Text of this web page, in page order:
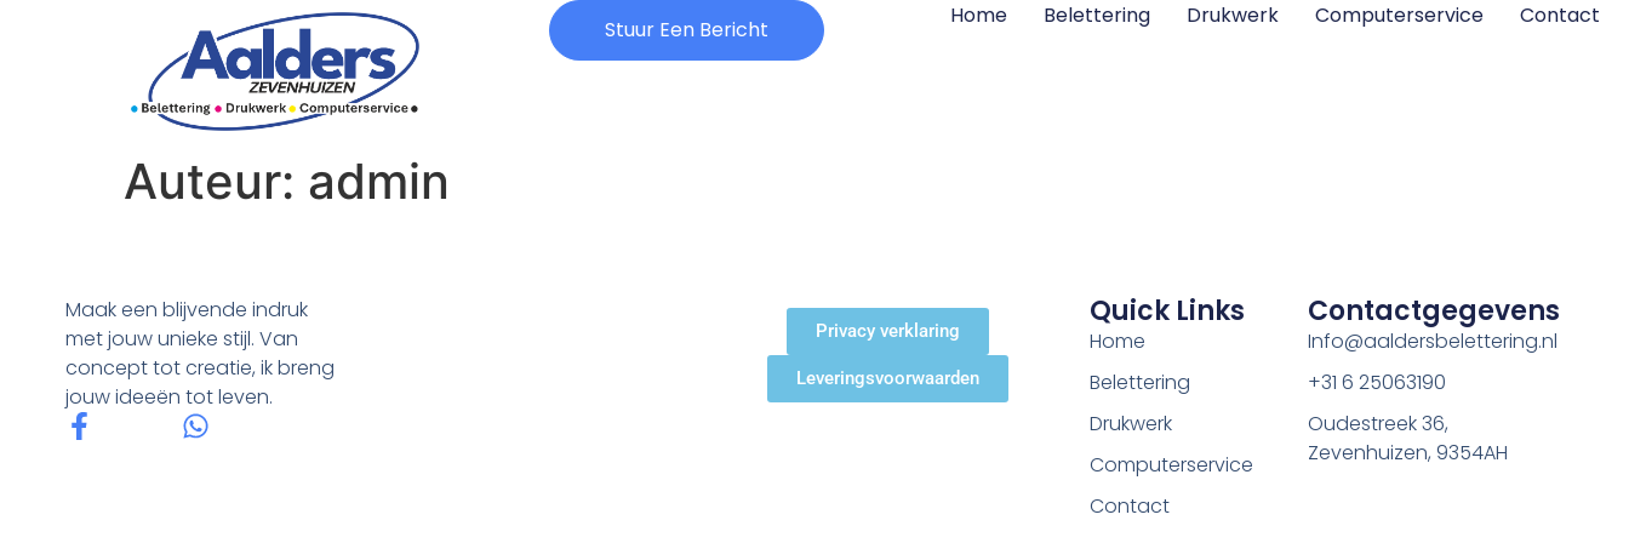
Stuur Een Bericht
Home Belettering Drukwerk Computerservice Contact
Auteur: admin
Maak een blijvende indruk
met jouw unieke stijl. Van
concept tot creatie, ik breng
jouw ideeën tot leven.
Privacy verklaring
Leveringsvoorwaarden
Quick Links
Home
Belettering
Drukwerk
Computerservice
Contact
Contactgegevens
Info@aaldersbelettering.nl
+31 6 25063190
Oudestreek 36,
Zevenhuizen, 9354AH